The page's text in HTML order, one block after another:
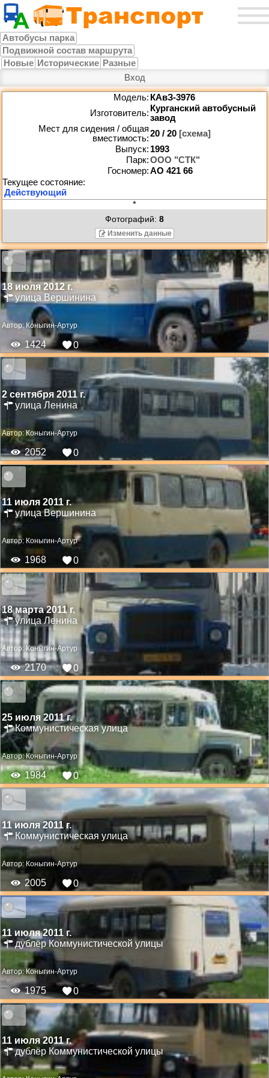
Автобусы парка
Подвижной состав маршрута
Новые Исторические Разные
Вход
Модель: КАвЗ-3976
Изготовитель: Курганский автобусный
завод
Мест для сидения / общая
вместимость:20 / 20 [схема]
Выпуск: 1993
Парк:ООО "СТК"
Госномер:АО 421 66
*
Фотографий: 8
Изменить данные
18 июля 2012 г.
улица Вершинина
Автор:Коныгин-Артур
1424 0
2 сентября 2011 г.
улица Ленина
Автор: Коныгин-Артур
2052 0
11 июля 2011 г.
улица Вершинина
Автор: Коныгин-Артур
1968 0
18 марта 2011 г.
улица Ленина
Автор: Коныгин-Артур
2170 0
25 июля 2011 г.
Коммунистическая улица
Автор:Коныгин-Артур
1984 0
11 июля 2011 г.
Коммунистическая улица
Автор: Коныгин-Артур
2005 0
11 июля 2011 г.
дублёр Коммунистической улицы
Автор: Коныгин-Артур
1975 0
11 июля 2011 г.
дублёр Коммунистической улицы